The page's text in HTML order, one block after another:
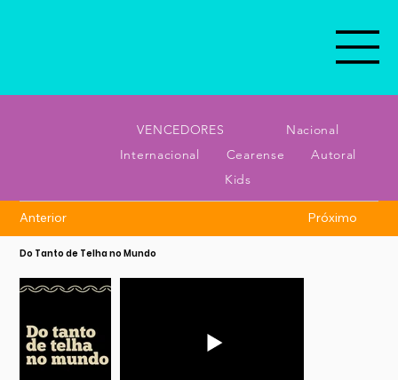
VENCEDORES
Nacional
Internacional
Cearense
Autoral
Kids
Anterior Próximo
Do Tanto de Telha no Mundo